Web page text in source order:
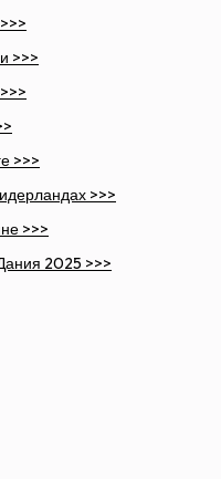
>>>
>>>
>>>
>>>
2025 >>>